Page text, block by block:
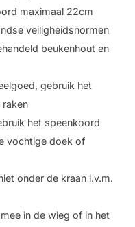
maximaal 22cm
veiligheidsnormen
beukenhout en
gebruik het
raken
het speenkoord
vochtige doek of
onder de kraan i.v.m.
in de wieg of in het